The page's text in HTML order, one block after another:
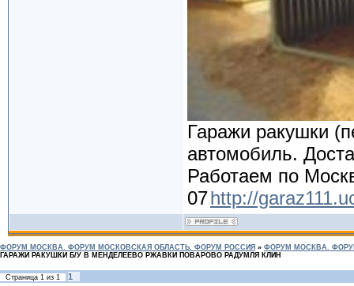
Гаражи ракушки
автомобиль.
Работаем по
07http://
ФОРУМ МОСКВА. ФОРУМ МОСКОВСКАЯ ОБЛАСТЬ. ФОРУМ РОССИЯ » ФОРУМ МОСКВА.
ГАРАЖИ РАКУШКИ Б/У В МЕНДЕЛЕЕВО РЖАВКИ ПОВАРОВО РАДУМЛЯ КЛИН
Страница 1 из 1 1